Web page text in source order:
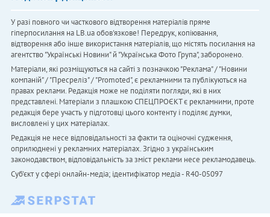
У разі повного чи часткового відтворення матеріалів пряме
гіперпосилання на LB.ua обов'язкове! Передрук, копіювання,
відтворення або інше використання матеріалів, що містять посилання на
агентство "Українськi Новини" й "Українська Фото Група", заборонено.
Матеріали, які розміщуються на сайті з позначкою "Реклама" / "Новини
компаній" / "Пресреліз" / "Promoted", є рекламними та публікуються на
правах реклами. Редакція може не поділяти погляди, які в них
представлені. Матеріали з плашкою СПЕЦПРОЄКТ є рекламними, проте
редакція бере участь у підготовці цього контенту і поділяє думки,
висловлені у цих матеріалах.
Редакція не несе відповідальності за факти та оціночні судження,
оприлюднені у рекламних матеріалах. Згідно з українським
законодавством, відповідальність за зміст реклами несе рекламодавець.
Cуб'єкт у сфері онлайн-медіа; ідентифікатор медіа - R40-05097